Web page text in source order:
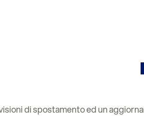
di spostamento ed un